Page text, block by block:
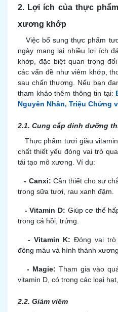
2. Lợi ích của thực
xương khớp
Việc bổ sung thực phẩm
ngày mang lại nhiều lợi ích
khớp, đặc biệt quan trọng
các vấn đề như viêm khớp,
sau chấn thương. Nếu bạn
tham khảo thêm thông tin tại:
Nguyên Nhân, Triệu Chứng
2.1. Cung cấp dinh dưỡng
Thực phẩm tươi giàu
chất thiết yếu đóng vai trò
tái tạo mô xương. Ví dụ:
- Canxi: Cần thiết cho sự
trong sữa tươi, rau xanh đậm.
-Vitamin D: Giúp cơ thể
trong cá hồi, trứng.
- Vitamin K: Đóng vai trò
đông máu và hình thành
- Magie: Tham gia vào
vitamin D, có trong các loại hạt,
2.2. Giảm viêm